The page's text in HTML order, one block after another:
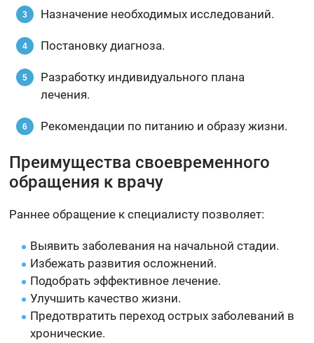
Назначение необходимых исследований.
Постановку диагноза.
Разработку индивидуального плана
лечения.
Рекомендации по питанию и образу жизни.
Преимущества своевременного
обращения к врачу
Раннее обращение к специалисту позволяет:
Выявить заболевания на начальной стадии.
Избежать развития осложнений.
Подобрать эффективное лечение.
Улучшить качество жизни.
Предотвратить переход острых заболеваний в
хронические.